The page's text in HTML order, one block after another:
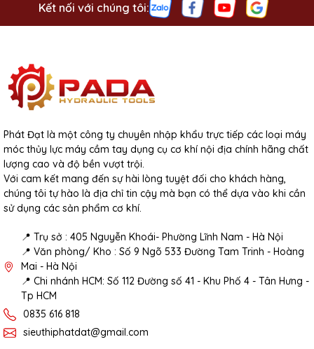
Kết nối với chúng tôi:
Phát Đạt là một công ty chuyên nhập khẩu trực tiếp các loại máy
móc thủy lực máy cầm tay dụng cụ cơ khí nội địa chính hãng chất
lượng cao và độ bền vượt trội.
Với cam kết mang đến sự hài lòng tuyệt đối cho khách hàng,
chúng tôi tự hào là địa chỉ tin cậy mà bạn có thể dựa vào khi cần
sử dụng các sản phẩm cơ khí.
📍 Trụ sở : 405 Nguyễn Khoái- Phường Lĩnh Nam - Hà Nội
📍 Văn phòng/ Kho : Số 9 Ngõ 533 Đường Tam Trinh - Hoàng
Mai - Hà Nội
📍 Chi nhánh HCM: Số 112 Đường số 41 - Khu Phố 4 - Tân Hưng -
Tp HCM
0835 616 818
sieuthiphatdat@gmail.com